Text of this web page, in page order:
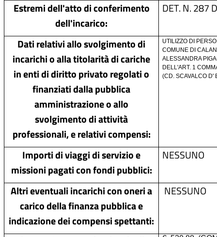
Estremi dell'atto di conferimento
dell'incarico:
DET. N.
Dati relativi allo svolgimento di
incarichi o alla titolarità di cariche
in enti di diritto privato regolati o
finanziati dalla pubblica
amministrazione o allo
svolgimento di attività
professionali, e relativi compensi:
UTILIZZO DI
COMUNE DI
ALESSANDRA
DELL'ART. 1
(CD. SCAVALCO D'
Importi di viaggi di servizio e
missioni pagati con fondi pubblici:
NESSUNO
Altri eventuali incarichi con oneri a
carico della finanza pubblica e
indicazione dei compensi spettanti:
NESSUNO